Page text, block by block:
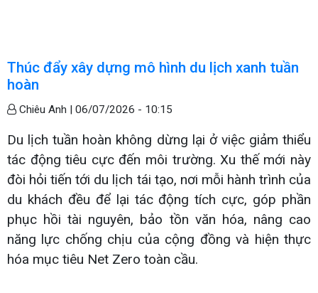
Thúc đẩy xây dựng mô hình du lịch xanh tuần
hoàn
Chiêu Anh | 06/07/2026 - 10:15
Du lịch tuần hoàn không dừng lại ở việc giảm thiểu
tác động tiêu cực đến môi trường. Xu thế mới này
đòi hỏi tiến tới du lịch tái tạo, nơi mỗi hành trình của
du khách đều để lại tác động tích cực, góp phần
phục hồi tài nguyên, bảo tồn văn hóa, nâng cao
năng lực chống chịu của cộng đồng và hiện thực
hóa mục tiêu Net Zero toàn cầu.